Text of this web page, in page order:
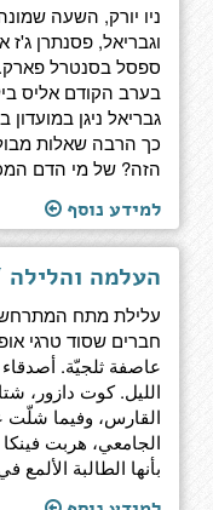
ניו יורק, השעה
וגבריאל, פסנתרן ג'ז
ספסל בסנטרל פארק.
בערב הקודם אליס
גבריאל ניגן
כך הרבה שאלות
הזה? של מי הדם
למידע נוסף
העלמה והלילה
עלילת מתח
חברים שסוד טרגי
عاصفة ثلجيّة.
القارس، وفيما شلّت
بأنها الطالبة